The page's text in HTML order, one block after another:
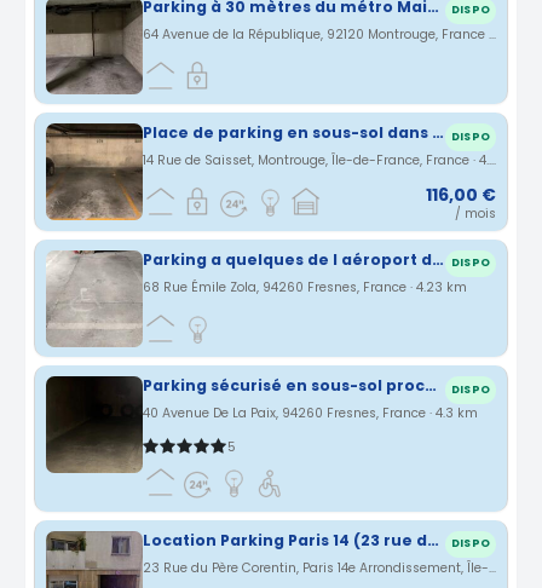
Parking à 30 mètres du métro Mairie de Montrouge Ligne 4 DISPO
64 Avenue de la République, 92120 Montrouge, France · 4.19 km
Place de parking en sous-sol dans une résidence privée sécurisée DISPO
14 Rue de Saisset, Montrouge, Île-de-France, France · 4.23 km
116,00 €
/ mois
Parking a quelques de l aéroport d orly DISPO
68 Rue Émile Zola, 94260 Fresnes, France · 4.23 km
Parking sécurisé en sous-sol proche Aeroport Orly + Navette gratuite DISPO
40 Avenue De La Paix, 94260 Fresnes, France · 4.3 km
5
Location Parking Paris 14 (23 rue du Pere Corentin) DISPO
23 Rue du Père Corentin, Paris 14e Arrondissement, Île-de-France, France · 4.38 km